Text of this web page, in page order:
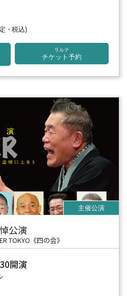
・税込)
ラルテ
チケット予約
公演
TOKYO《四の会》
開演